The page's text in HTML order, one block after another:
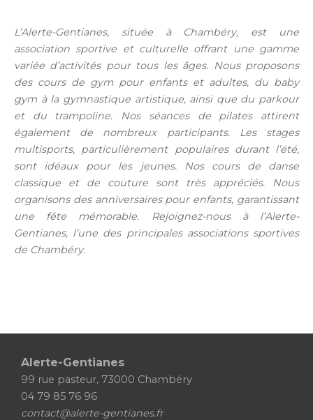
L’Alerte-Gentianes, située à Chambéry, est une
association sportive et culturelle offrant une gamme
variée d’activités pour tous les âges. Nous proposons
des cours de gym pour enfants et adultes, du baby
gym à la gymnastique artistique, ainsi que du parkour
et du trampoline. Nos séances de pilates attirent
également de nombreux participants. Les stages
multisports, particulièrement populaires durant l’été,
sont idéaux pour les jeunes. Nos cours de danse
classique et de couture sont très appréciés. Nous
organisons des anniversaires pour enfants, garantissant
une fête mémorable. Rejoignez-nous à l’Alerte-
Gentianes, l’une des principales associations sportives
de Chambéry.
Alerte-Gentianes
99 rue pasteur, 73000 Chambéry
04 79 85 76 96
contact@alerte-gentianes.fr